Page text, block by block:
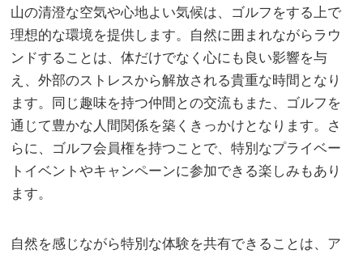
山の清澄な空気や心地よい気候は、ゴルフをする上で
理想的な環境を提供します。自然に囲まれながらラウ
ンドすることは、体だけでなく心にも良い影響を与
え、外部のストレスから解放される貴重な時間となり
ます。同じ趣味を持つ仲間との交流もまた、ゴルフを
通じて豊かな人間関係を築くきっかけとなります。さ
らに、ゴルフ会員権を持つことで、特別なプライベー
トイベントやキャンペーンに参加できる楽しみもあり
ます。
自然を感じながら特別な体験を共有できることは、ア